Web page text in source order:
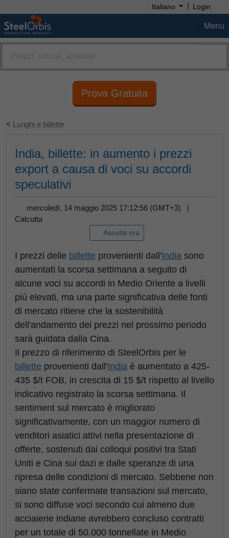
Italiano | Login
Menu
Prova Gratuita
< Lunghi e billette
India, billette: in aumento i prezzi
export a causa di voci su accordi
speculativi
mercoledì, 14 maggio 2025 17:12:56 (GMT+3) |
Calcutta
Ascolta ora
I prezzi delle billette provenienti dall'India sono
aumentati la scorsa settimana a seguito di
alcune voci su accordi in Medio Oriente a livelli
più elevati, ma una parte significativa delle fonti
di mercato ritiene che la sostenibilità
dell'andamento dei prezzi nel prossimo periodo
sarà guidata dalla Cina.
Il prezzo di riferimento di SteelOrbis per le
billette provenienti dall'India è aumentato a 425-
435 $/t FOB, in crescita di 15 $/t rispetto al livello
indicativo registrato la scorsa settimana. Il
sentiment sul mercato è migliorato
significativamente, con un maggior numero di
venditori asiatici attivi nella presentazione di
offerte, sostenuti dai colloqui positivi tra Stati
Uniti e Cina sui dazi e dalle speranze di una
ripresa delle condizioni di mercato. Sebbene non
siano state confermate transazioni sul mercato,
si sono diffuse voci secondo cui almeno due
acciaierie indiane avrebbero concluso contratti
per un totale di 50.000 tonnellate in Medio